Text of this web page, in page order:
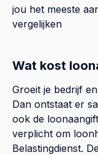
jou het meeste
vergelijken
Wat kost
Groeit je bedrijf
Dan ontstaat er
ook de
verplicht om
Belastingdienst.